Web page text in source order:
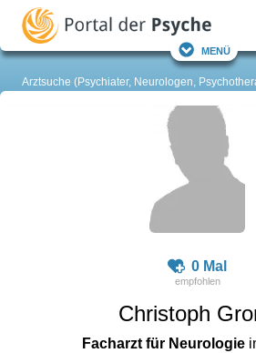
Menü
Arztsuche (Psychiater, Neurologen,
0 Mal
Christoph
Facharzt für Neurologie